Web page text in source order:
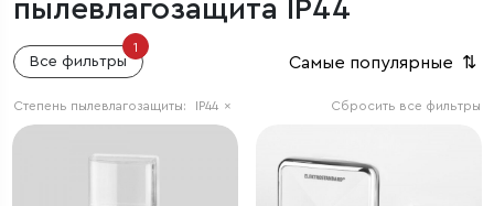
пылевлагозащита IP44
Все фильтры
1
Самые популярные ⇅
Сбросить все фильтры
Степень пылевлагозащиты: IP44 ×